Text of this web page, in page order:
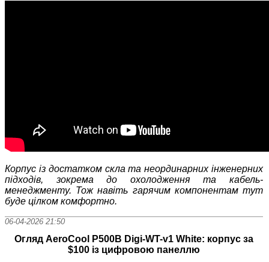
Корпус із достатком скла та неординарних інженерних
підходів, зокрема до охолодження та кабель-
менеджменту. Тож навіть гарячим компонентам тут
буде цілком комфортно.
06-04-2026 21:50
Огляд AeroCool P500B Digi-WT-v1 White: корпус за
$100 із цифровою панеллю